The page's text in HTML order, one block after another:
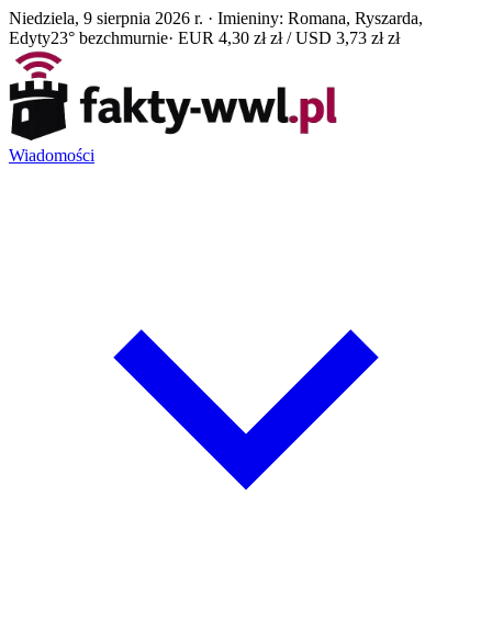
Niedziela, 9 sierpnia 2026 r. · Imieniny: Romana, Ryszarda,
Edyty23° bezchmurnie· EUR 4,30 zł zł / USD 3,73 zł zł
Wiadomości